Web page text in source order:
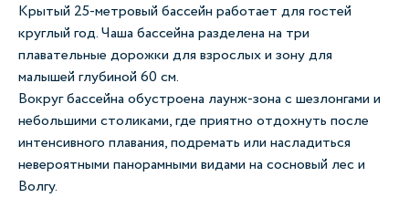
Крытый 25-метровый бассейн работает для гостей
круглый год. Чаша бассейна разделена на три
плавательные дорожки для взрослых и зону для
малышей глубиной 60 см.
Вокруг бассейна обустроена лаунж-зона с шезлонгами и
небольшими столиками, где приятно отдохнуть после
интенсивного плавания, подремать или насладиться
невероятными панорамными видами на сосновый лес и
Волгу.